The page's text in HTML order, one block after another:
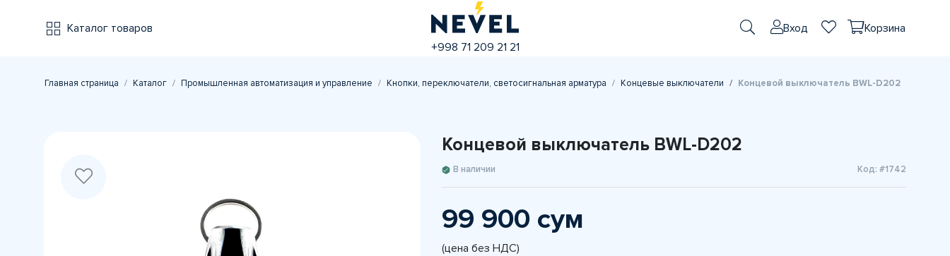
Каталог товаров
+998 71 209 21 21
Вход Корзина
Главная страница Каталог Промышленная автоматизация и управление Кнопки, переключатели, светосигнальная арматура Концевые выключатели Концевой выключатель BWL-D202
Концевой выключатель BWL-D202
В наличии Код: #1742
99 900 сум
(цена без НДС)